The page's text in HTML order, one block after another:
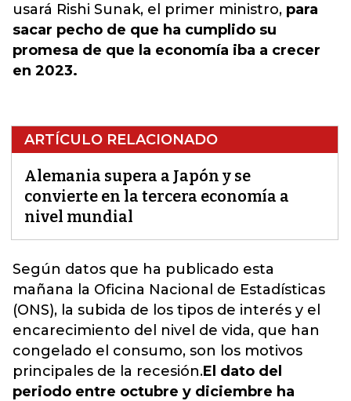
usará Rishi Sunak, el primer ministro, para
sacar pecho de que ha cumplido su
promesa de que la economía iba a crecer
en 2023.
ARTÍCULO RELACIONADO
Alemania supera a Japón y se
convierte en la tercera economía a
nivel mundial
Según datos que ha publicado esta
mañana la Oficina Nacional de Estadísticas
(ONS), la subida de los tipos de interés y el
encarecimiento del nivel de vida, que han
congelado el consumo, son los motivos
principales de la recesión.El dato del
periodo entre octubre y diciembre ha